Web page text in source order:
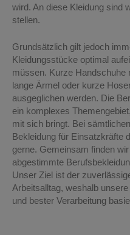
wird. An diese Kleidung sind
stellen.
Grundsätzlich gilt jedoch
Kleidungsstücke optimal
müssen. Kurze
lange Ärmel oder kurze
ausgeglichen werden. Die
ein komplexes
mit sich bringt. Bei
Bekleidung für Einsatzkräfte
gerne. Gemeinsam finden
abgestimmte
Unser Ziel ist der
Arbeitsalltag, weshalb
und bester Verarbeitung